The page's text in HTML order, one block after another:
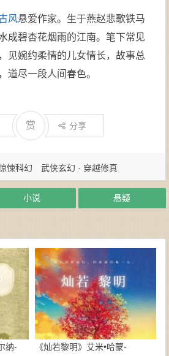
风悬爱作家。生于燕赵悲歌铁马
成碧杏花烟雨的江南。笔下常见
见婉约柔情的儿女情长，故事总
道尽一段人间春色。
赏 分享
悚科幻 武侠玄幻 · 穿越修真
小说 悬疑
纳-
《灿若黎明》艾米•哈蒙-